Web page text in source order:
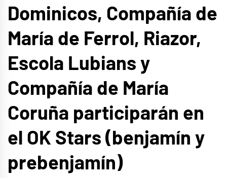
Dominicos, Compañía de
María de Ferrol, Riazor,
Escola Lubians y
Compañía de María
Coruña participarán en
el OK Stars (benjamín y
prebenjamín)